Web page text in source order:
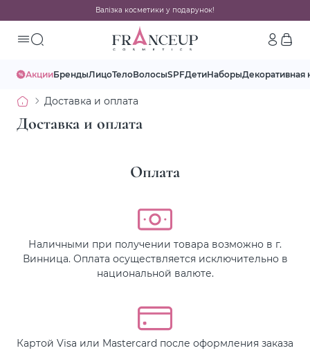
Валізка косметики у подарунок!
АкцииБрендыЛицоТелоВолосыSPFДетиНаборыДекоративная
Доставка и оплата
Доставка и оплата
Оплата
Наличными при получении товара возможно в г.
Винница. Оплата осуществляется исключительно в
национальной валюте.
Картой Visa или Mastercard после оформления заказа